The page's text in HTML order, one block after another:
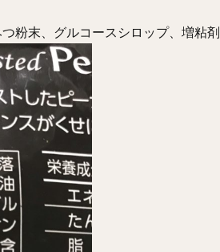
粉末、グルコースシロップ、増粘剤